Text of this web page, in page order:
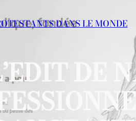
DANS LE MONDE
DE